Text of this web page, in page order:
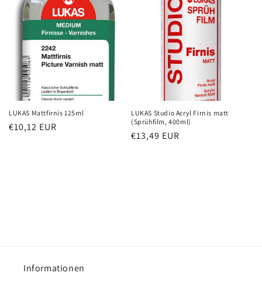
LUKAS Mattfirnis 125ml
Normaler
€10,12 EUR
LUKAS Studio Acryl Firnis matt
(Sprühfilm, 400ml)
Normaler
€13,49 EUR
Informationen